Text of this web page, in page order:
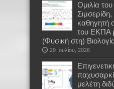
Oμιλία
καθηγητή
του ΕΚΠΑ
(Φυσική στη)
29 Ιουλίου, 2026
μελέτη